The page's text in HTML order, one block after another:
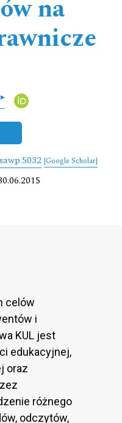
na
▸
[Google Scholar]
celów
i
KUL jest
edukacyjnej,
oraz
różnego
odczytów,